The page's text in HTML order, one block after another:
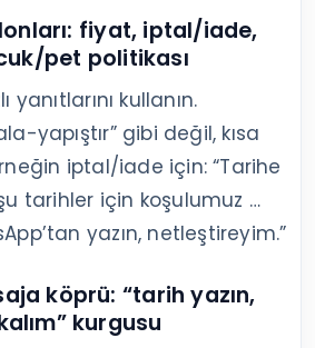
fiyat, iptal/iade,
pet politikası
yanıtlarını kullanın.
yapıştır” gibi değil, kısa
iptal/iade için: “Tarihe
tarihler için koşulumuz …
yazın, netleştireyim.”
köprü: “tarih yazın,
kurgusu